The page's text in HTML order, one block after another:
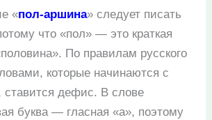
«пол-аршина» следует писать
что «пол» — это краткая
По правилам русского
которые начинаются с
ставится дефис. В слове
буква — гласная «а», поэтому